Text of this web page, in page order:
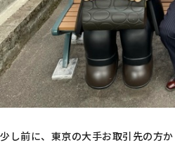
少し前に、東京の大手お取引先の方